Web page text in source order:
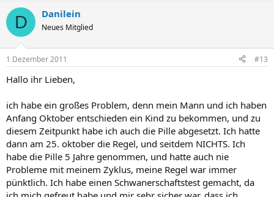
D Danilein
Neues Mitglied
1 Dezember 2011 #13
Hallo ihr Lieben,
ich habe ein großes Problem, denn mein Mann und ich haben
Anfang Oktober entschieden ein Kind zu bekommen, und zu
diesem Zeitpunkt habe ich auch die Pille abgesetzt. Ich hatte
dann am 25. oktober die Regel, und seitdem NICHTS. Ich
habe die Pille 5 Jahre genommen, und hatte auch nie
Probleme mit meinem Zyklus, meine Regel war immer
pünktlich. Ich habe einen Schwanerschaftstest gemacht, da